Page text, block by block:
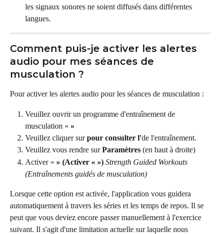
les signaux sonores ne soient diffusés dans différentes
langues.
Comment puis-je activer les alertes
audio pour mes séances de
musculation ?
Pour activer les alertes audio pour les séances de musculation :
Veuillez ouvrir un programme d'entraînement de
musculation « »
Veuillez cliquer sur pour consulter l'de l'entraînement.
Veuillez vous rendre sur Paramètres (en haut à droite)
Activer « » (Activer « ») Strength Guided Workouts
(Entraînements guidés de musculation)
Lorsque cette option est activée, l'application vous guidera
automatiquement à travers les séries et les temps de repos. Il se
peut que vous deviez encore passer manuellement à l'exercice
suivant. Il s'agit d'une limitation actuelle sur laquelle nous